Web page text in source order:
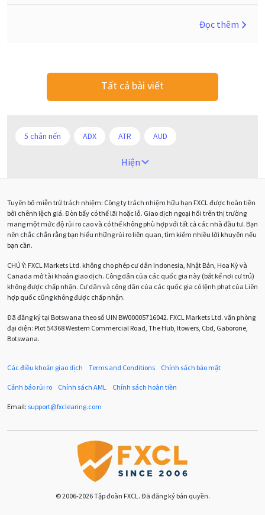
Đọc thêm
Tất cả bài viết
5 chân nến ADX ATR AUD
Android
Bảng Anh Bảng lương phi nông nghiệp CAD
CHF COVI-19 COVID-19 CPI Charles Dow
Chuyên gia cố vấn Chuyên gia tư vấn
Con số xu hướng Các mức Fibonacci Cắt lỗ
Dừng lại Dừng lỗ
EUR / AUD EUR / USD
EURJPY EURUSD Euro
Expert Advisor Expert Advisors FOMC
Hiện
Tuyên bố miễn trừ trách nhiệm: Công ty trách nhiệm hữu hạn FXCL được hoàn tiền
bởi chênh lệch giá. Đòn bẩy có thể lãi hoặc lỗ. Giao dịch ngoại hối trên thị trường
mang một mức độ rủi ro cao và có thể không phù hợp với tất cả các nhà đầu tư. Bạn
nên chắc chắn rằng bạn hiểu những rủi ro liên quan, tìm kiếm nhiều lời khuyên nếu
bạn cần.
CHÚ Ý: FXCL Markets Ltd. không cho phép cư dân Indonesia, Nhật Bản, Hoa Kỳ và
Canada mở tài khoản giao dịch. Công dân của các quốc gia này (bất kể nơi cư trú)
không được chấp nhận. Cư dân và công dân của các quốc gia có lệnh phạt của Liên
hợp quốc cũng không được chấp nhận.
Đã đăng ký tại Botswana theo số UIN BW00005716042. FXCL Markets Ltd. văn phòng
đại diện: Plot 54368 Western Commercial Road, The Hub, Itowers, Cbd, Gaborone,
Botswana.
Các điều khoản giao dịch Terms and Conditions Chính sách bảo mật
Cảnh báo rủi ro Chính sách AML Chính sách hoàn tiền
Email: support@fxclearing.com
© 2006-2026 Tập đoàn FXCL. Đã đăng ký bản quyền.